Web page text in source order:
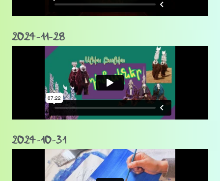
2024-11-28
2024-10-31